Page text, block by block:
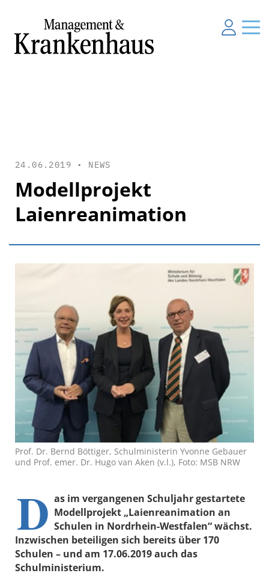
24.06.2019 • NEWS
Modellprojekt
Laienreanimation
Prof. Dr. Bernd Böttiger, Schulministerin Yvonne Gebauer
und Prof. emer. Dr. Hugo van Aken (v.l.), Foto: MSB NRW
D as im vergangenen Schuljahr gestartete
Modellprojekt „Laienreanimation an
Schulen in Nordrhein-Westfalen“ wächst.
Inzwischen beteiligen sich bereits über 170
Schulen – und am 17.06.2019 auch das
Schulministerium.